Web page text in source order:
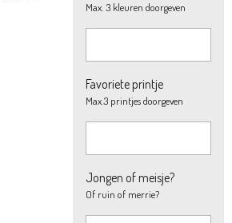
Max. 3 kleuren doorgeven
Favoriete printje
Max.3 printjes doorgeven
Jongen of meisje?
Of ruin of merrie?